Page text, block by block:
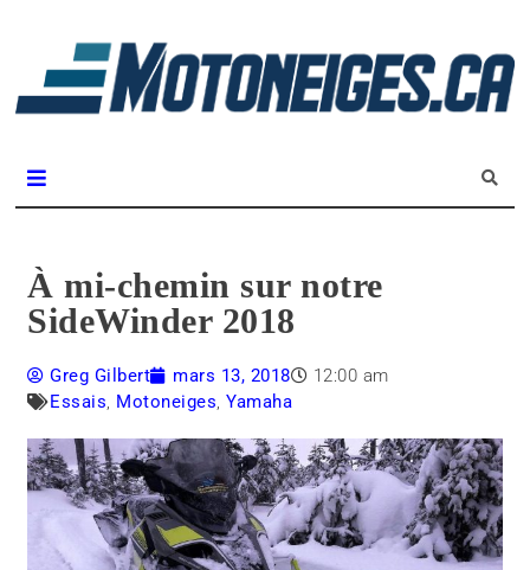
À mi-chemin sur notre
SideWinder 2018
Greg Gilbert mars 13, 2018
12:00 am
Essais, Motoneiges,Yamaha